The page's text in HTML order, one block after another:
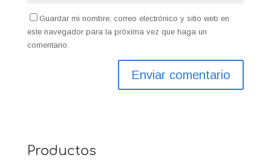
Guardar mi nombre, correo electrónico y sitio web en
este navegador para la próxima vez que haga un
comentario.
Productos